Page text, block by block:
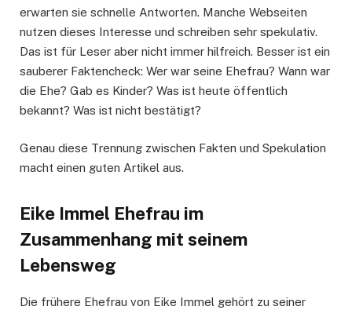
erwarten sie schnelle Antworten. Manche Webseiten
nutzen dieses Interesse und schreiben sehr spekulativ.
Das ist für Leser aber nicht immer hilfreich. Besser ist ein
sauberer Faktencheck: Wer war seine Ehefrau? Wann war
die Ehe? Gab es Kinder? Was ist heute öffentlich
bekannt? Was ist nicht bestätigt?
Genau diese Trennung zwischen Fakten und Spekulation
macht einen guten Artikel aus.
Eike Immel Ehefrau im
Zusammenhang mit seinem
Lebensweg
Die frühere Ehefrau von Eike Immel gehört zu seiner